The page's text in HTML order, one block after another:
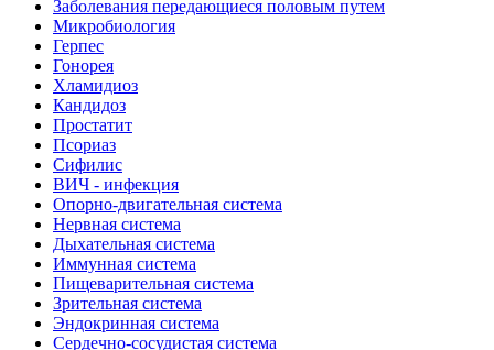
Заболевания передающиеся половым путем
Микробиология
Герпес
Гонорея
Хламидиоз
Кандидоз
Простатит
Псориаз
Сифилис
ВИЧ - инфекция
Опорно-двигательная система
Нервная система
Дыхательная система
Иммунная система
Пищеварительная система
Зрительная система
Эндокринная система
Сердечно-сосудистая система